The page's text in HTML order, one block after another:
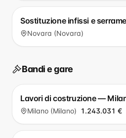
Sostituzione infissi e
Novara (Novara)
Bandi e gare
Lavori di costruzione —
Milano (Milano) 1.243.031 €